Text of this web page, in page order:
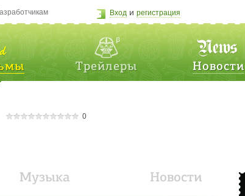
Вход ирегистрация
Трейлеры Новости
0
Музыка Новости